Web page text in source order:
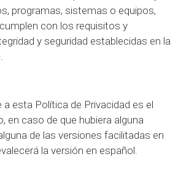
programas, sistemas o equipos,
con los requisitos y
y seguridad establecidas en la
a esta Política de Privacidad es el
en caso de que hubiera alguna
de las versiones facilitadas en
la versión en español.